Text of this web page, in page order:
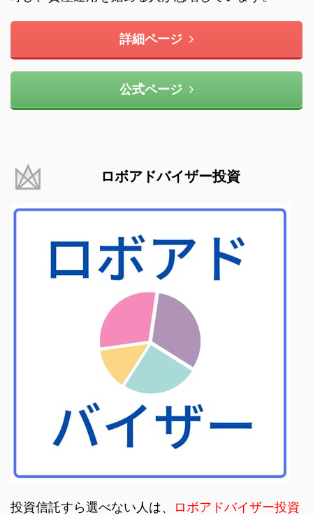
詳細ページ
公式ページ
ロボアドバイザー投資
投資信託すら選べない人は、
ロボアドバイザー投資